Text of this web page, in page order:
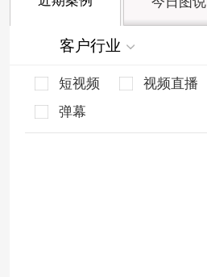
客户行业
短视频 视频直播
弹幕